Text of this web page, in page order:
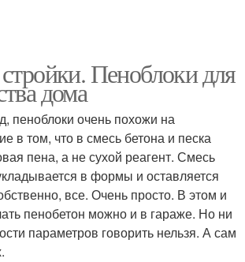
Пеноблоки для
дома
пеноблоки очень похожи на
в том, что в смесь бетона и песка
пена, а не сухой реагент. Смесь
в формы и оставляется
все. Очень просто. В этом и
пенобетон можно и в гараже. Но ни
параметров говорить нельзя. А сам